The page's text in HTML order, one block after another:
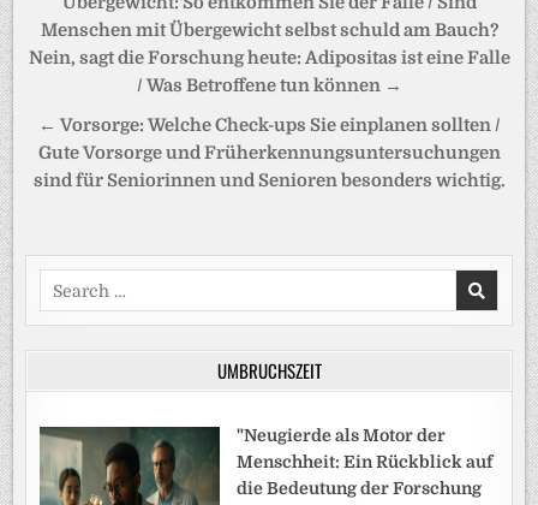
Menschen mit Übergewicht selbst schuld am Bauch?
Nein, sagt die Forschung heute: Adipositas ist eine Falle
/ Was Betroffene tun können →
← Vorsorge: Welche Check-ups Sie einplanen sollten /
Gute Vorsorge und Früherkennungsuntersuchungen
sind für Seniorinnen und Senioren besonders wichtig.
Search
for:
UMBRUCHSZEIT
"Neugierde als Motor der
Menschheit: Ein Rückblick auf
die Bedeutung der Forschung